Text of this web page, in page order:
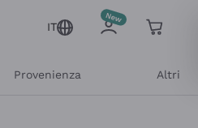
IT
Provenienza Altri